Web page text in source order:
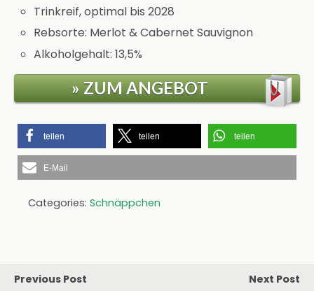
Trinkreif, optimal bis 2028
Rebsorte: Merlot & Cabernet Sauvignon
Alkoholgehalt: 13,5%
» ZUM ANGEBOT
teilen teilen teilen
E-Mail
Categories: Schnäppchen
Previous Post
Next Post